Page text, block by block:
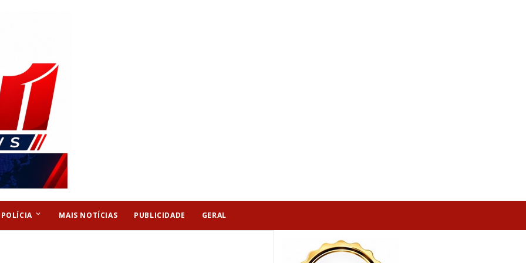
POLÍCIA keyboard_arrow_down MAIS NOTÍCIAS PUBLICIDADE GERAL